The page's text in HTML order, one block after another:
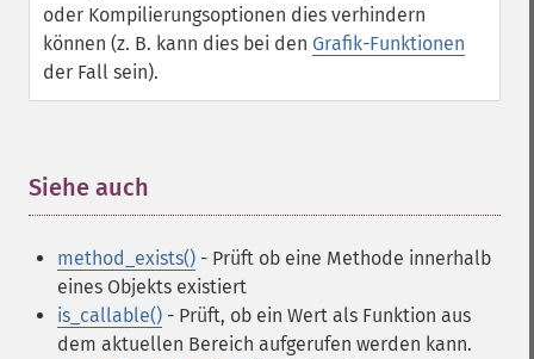
oder Kompilierungsoptionen dies verhindern
können (z. B. kann dies bei den Grafik-Funktionen
der Fall sein).
Siehe auch
method_exists() - Prüft ob eine Methode innerhalb
eines Objekts existiert
is_callable() - Prüft, ob ein Wert als Funktion aus
dem aktuellen Bereich aufgerufen werden kann.